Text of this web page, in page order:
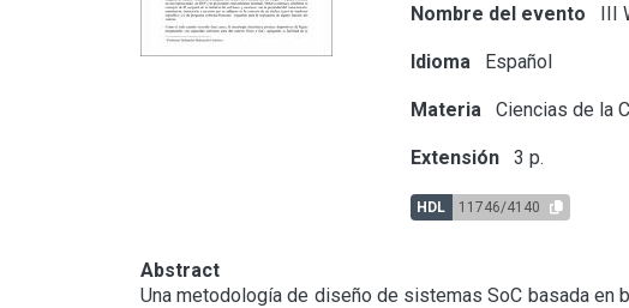
Nombre del evento III
Idioma Español
Materia Ciencias de la
Extensión 3 p.
HDL 11746/4140
Abstract
Una metodología de diseño de sistemas SoC basada en